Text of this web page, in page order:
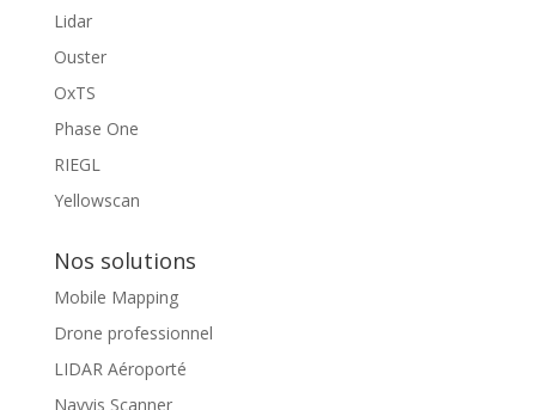
Lidar
Ouster
OxTS
Phase One
RIEGL
Yellowscan
Nos solutions
Mobile Mapping
Drone professionnel
LIDAR Aéroporté
Navvis Scanner